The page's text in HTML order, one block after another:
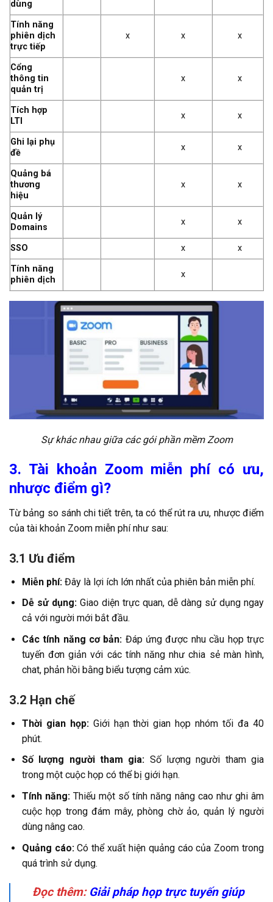
dùng
Tính năng
phiên dịch
trực tiếp
x x x
Cổng
thông tin
quản trị
x x
Tích hợp
LTI
x x
Ghi lại phụ
đề
x x
Quảng bá
thương
hiệu
x x
Quản lý
Domains
x x
SSO x
x
Tính năng
phiên dịch
x
Sự khác nhau giữa các gói phần mềm Zoom
3. Tài khoản Zoom miễn phí có ưu,
nhược điểm gì?
Từ bảng so sánh chi tiết trên, ta có thể rút ra ưu, nhược điểm
của tài khoản Zoom miễn phí như sau:
3.1 Ưu điểm
Miễn phí:Đây là lợi ích lớn nhất của phiên bản miễn phí.
Dễ sử dụng:Giao diện trực quan, dễ dàng sử dụng ngay
cả với người mới bắt đầu.
Các tính năng cơ bản: Đáp ứng được nhu cầu họp trực
tuyến đơn giản với các tính năng như chia sẻ màn hình,
chat, phản hồi bằng biểu tượng cảm xúc.
3.2 Hạn chế
Thời gian họp:Giới hạn thời gian họp nhóm tối đa 40
phút.
Số lượng người tham gia: Số lượng người tham gia
trong một cuộc họp có thể bị giới hạn.
Tính năng:Thiếu một số tính năng nâng cao như ghi âm
cuộc họp trong đám mây, phòng chờ ảo, quản lý người
dùng nâng cao.
Quảng cáo:Có thể xuất hiện quảng cáo của Zoom trong
quá trình sử dụng.
Đọc thêm: Giải pháp họp trực tuyến giúp